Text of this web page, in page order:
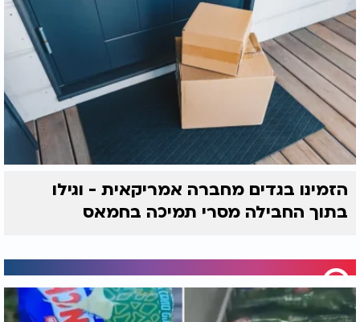
הזמינו בגדים מחברה אמריקאית - וגילו
בתוך החבילה מסרי תמיכה בחמאס